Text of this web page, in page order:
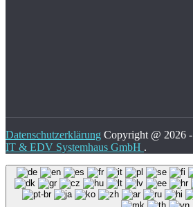
Datenschutzerklärung Copyright @ 2026 -
IT & EDV Systemhaus GmbH .